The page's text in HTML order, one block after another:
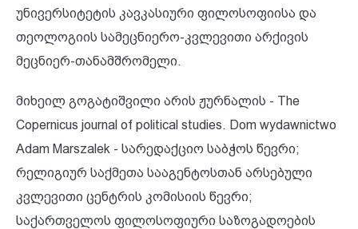
უნივერსიტეტის კავკასიური ფილოსოფიისა და
თეოლოგიის სამეცნიერო-კვლევითი არქივის
მეცნიერ-თანამშრომელი.
მიხეილ გოგატიშვილი არის ჟურნალის - The
Copernicus journal of political studies. Dom wydawnictwo
Adam Marszalek - სარედაქციო საბჭოს წევრი;
რელიგიურ საქმეთა სააგენტოსთან არსებული
კვლევითი ცენტრის კომისიის წევრი;
საქართველოს ფილოსოფიური საზოგადოების